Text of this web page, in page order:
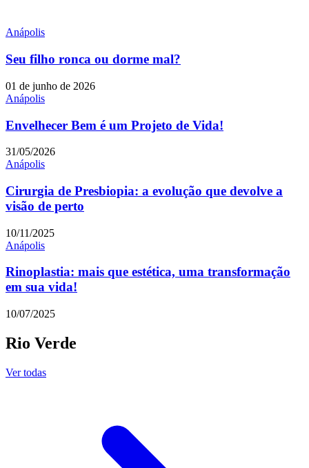
Anápolis
Seu filho ronca ou dorme mal?
01 de junho de 2026
Anápolis
Envelhecer Bem é um Projeto de Vida!
31/05/2026
Anápolis
Cirurgia de Presbiopia: a evolução que devolve a
visão de perto
10/11/2025
Anápolis
Rinoplastia: mais que estética, uma transformação
em sua vida!
10/07/2025
Rio Verde
Ver todas